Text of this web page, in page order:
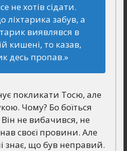
не хотів сідати.
ліхтарика забув, а
виявлявся в
кишені, то казав,
десь пропав.»
покликати Тосю, але
Чому? Бо боїться
Він не вибачився, не
своєї провини. Але
знає, що був неправий.